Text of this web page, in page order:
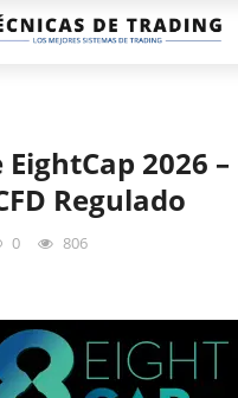
EightCap 2026
Regulado
0 806